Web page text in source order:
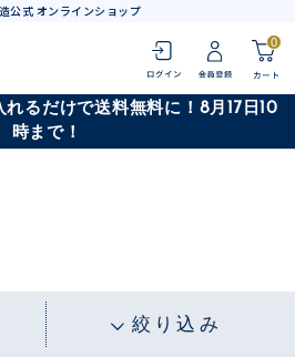
公式 オンラインショップ
0
るだけで送料無料に！8月17日10
時まで！
絞り込み